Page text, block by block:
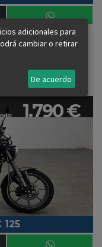
1.790 €
125
adicionales para
cambiar o retirar
De acuerdo